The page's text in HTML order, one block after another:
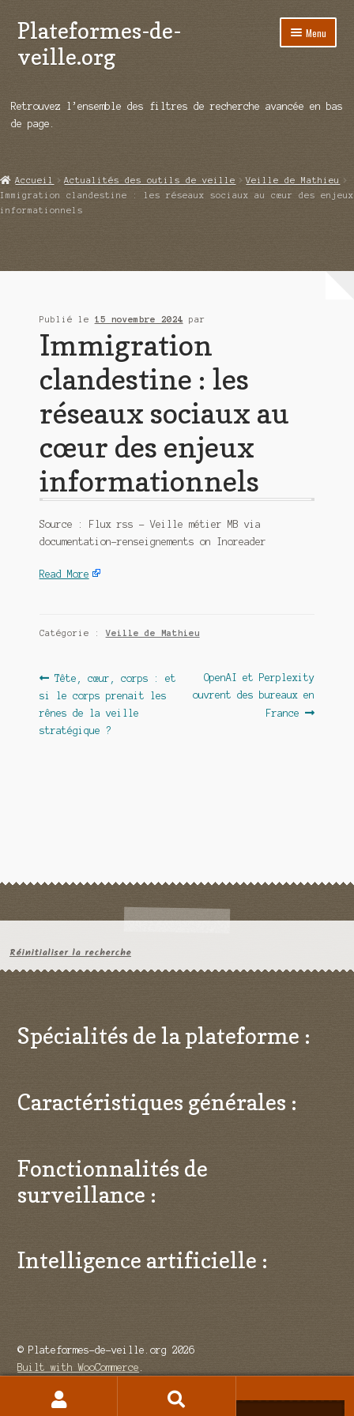
Aller
à
la
Aller
au
contenu
Plateformes-de-
veille.org
Menu
Répertoire d’ouitils
Démos vidéos
Ouvrir
Qui sommes-nous ?
Retrouvez l’ensemble des filtres de recherche avancée en bas
de page.
Accueil Actualités des outils de veille
Veille de Mathieu
Immigration clandestine : les réseaux sociaux au cœur des enjeux
informationnels
Publié le 15 novembre 2024 par
Immigration
clandestine : les
réseaux sociaux au
cœur des enjeux
informationnels
Source : Flux rss – Veille métier MB via
documentation-renseignements on Inoreader
Read More
Catégorie :Veille de Mathieu
Navigation
de
l’article
Article
précédent :
Tête, cœur, corps : et
si le corps prenait les
rênes de la veille
stratégique ?
Article
suivant :
OpenAI et Perplexity
ouvrent des bureaux en
France
Réinitialiser la recherche
Spécialités de la plateforme :
Caractéristiques générales :
Fonctionnalités de
surveillance :
Intelligence artificielle :
© Plateformes-de-veille.org 2026
Built with WooCommerce
Recherche